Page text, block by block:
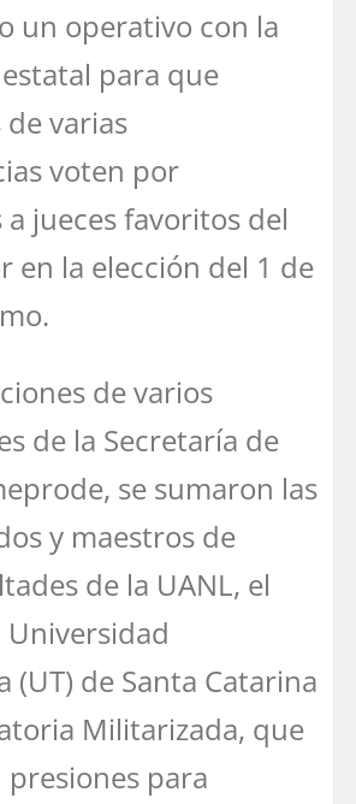
un operativo con la
para que
varias
voten por
jueces favoritos del
en la elección del 1 de
de varios
de la Secretaría de
se sumaron las
y maestros de
de la UANL, el
Universidad
(UT) de Santa Catarina
Militarizada, que
para